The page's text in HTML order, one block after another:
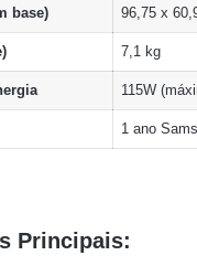
base) 96,75 x
7,1 kg
115W
1 ano
Principais: